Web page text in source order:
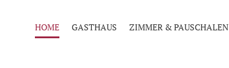
HOME GASTHAUS ZIMMER & PAUSCHALEN